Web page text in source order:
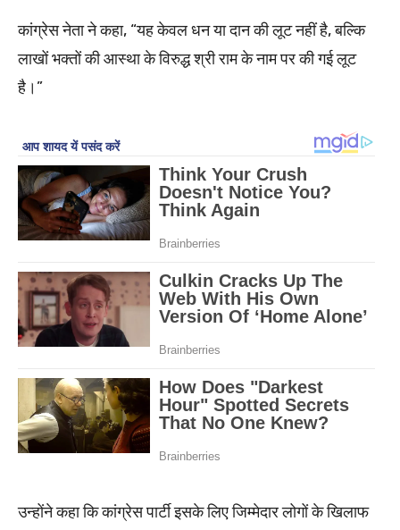
कांग्रेस नेता ने कहा, “यह केवल धन या दान की लूट नहीं है, बल्कि
लाखों भक्तों की आस्था के विरुद्ध श्री राम के नाम पर की गई लूट
है।”
उन्होंने कहा कि कांग्रेस पार्टी इसके लिए जिम्मेदार लोगों के खिलाफ